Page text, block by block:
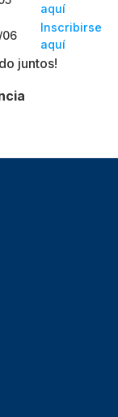
aquí
06
Inscribirse
aquí
juntos!